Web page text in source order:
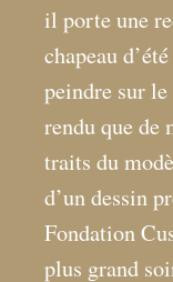
il porte une
chapeau
peindre sur
rendu que de
traits du
d’un dessin
Fondation
plus grand